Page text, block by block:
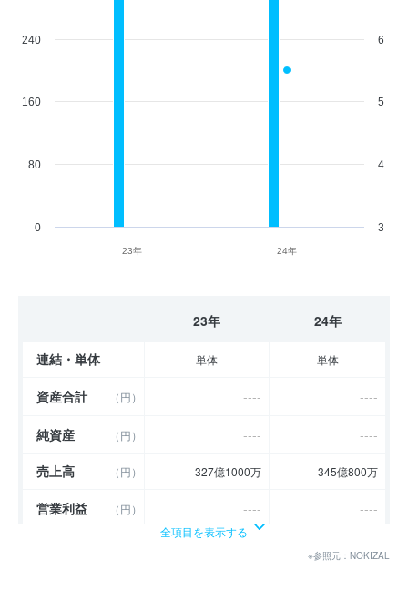
23年 24年
0
80
160
240
3
4
5
6
23年 24年
連結・単体 単体 単体
資産合計 （円） ---- ----
純資産 （円） ----
----
売上高
（円） 327億1000万 345億800万
営業利益 （円） ---- ----
全項目を表示する
※参照元：NOKIZAL